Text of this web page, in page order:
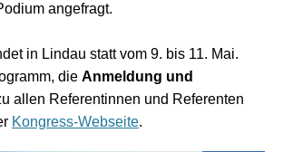
angefragt.
in Lindau statt vom 9. bis 11. Mai.
die Anmeldung und
allen Referentinnen und Referenten
Kongress-Webseite.